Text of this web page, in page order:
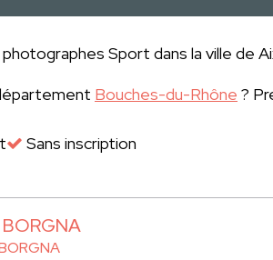
Sport dans la ville de
Bouches-du-Rhône ?
Sans inscription